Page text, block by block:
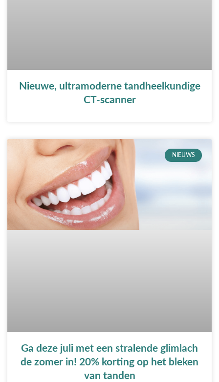
Nieuwe, ultramoderne tandheelkundige
CT-scanner
NIEUWS
Ga deze juli met een stralende glimlach
de zomer in! 20% korting op het bleken
van tanden